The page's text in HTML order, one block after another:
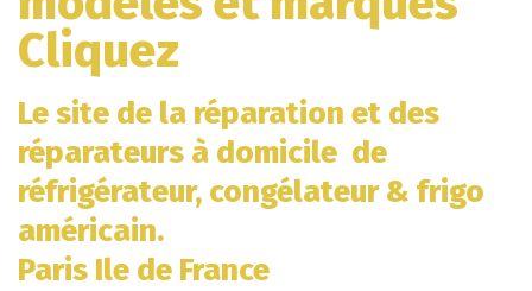
Cliquez
Le site de la réparation et des
réparateurs à domicile de
réfrigérateur, congélateur & frigo
américain.
Paris Ile de France